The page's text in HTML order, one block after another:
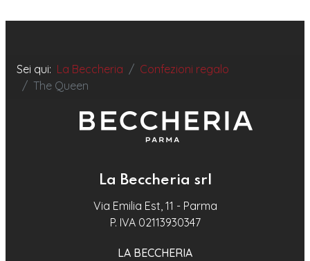
Sei qui: La Beccheria
Confezioni regalo
The Queen
La Beccheria srl
Via Emilia Est, 11 - Parma
P. IVA 02113930347
LA BECCHERIA